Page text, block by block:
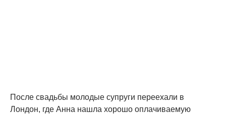
После свадьбы молодые супруги переехали в
Лондон, где Анна нашла хорошо оплачиваемую